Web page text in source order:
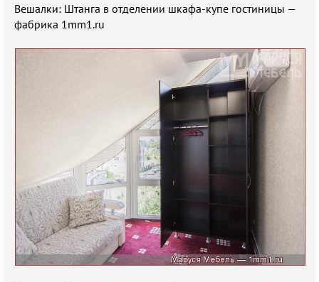
Вешалки: Штанга в отделении шкафа-купе гостиницы —
фабрика 1mm1.ru